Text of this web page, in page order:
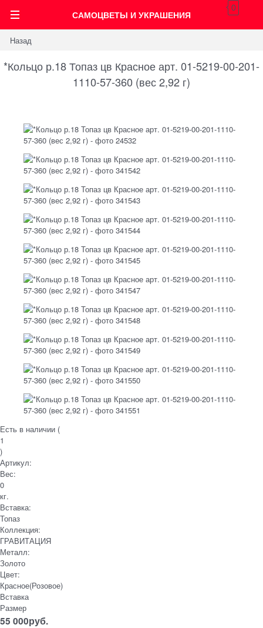
САМОЦВЕТЫ И УКРАШЕНИЯ
0
Назад
*Кольцо р.18 Топаз цв Красное арт. 01-5219-00-201-
1110-57-360 (вес 2,92 г)
Есть в наличии (
1
)
Артикул:
Вес:
0
кг.
Вставка:
Топаз
Коллекция:
ГРАВИТАЦИЯ
Металл:
Золото
Цвет:
Красное(Розовое)
Вставка
Размер
55 000руб.